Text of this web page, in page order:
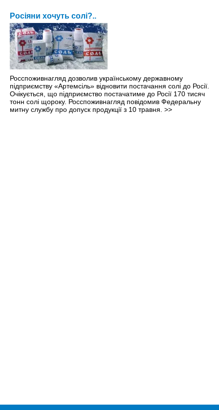
Росіяни хочуть солі?..
Росспоживнагляд дозволив українському державному
підприємству «Артемсіль» відновити постачання солі до Росії.
Очікується, що підприємство постачатиме до Росії 170 тисяч
тонн солі щороку. Росспоживнагляд повідомив Федеральну
митну службу про допуск продукції з 10 травня. >>